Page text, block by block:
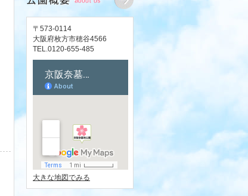
〒573-0114
大阪府枚方市穂谷4566
TEL.0120-655-485
大きな地図でみる